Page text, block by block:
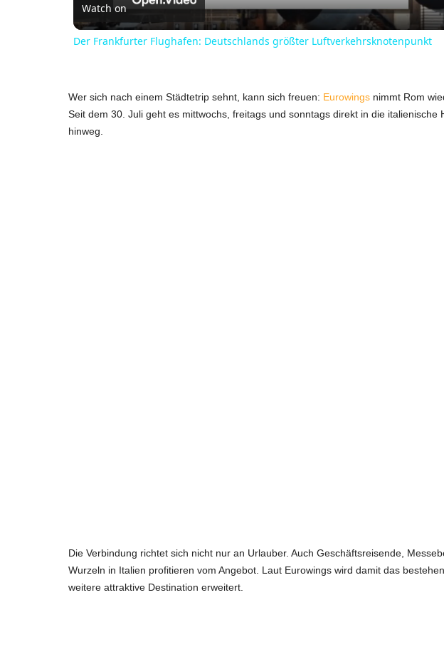
y
i
Watch on
Der Frankfurter Flughafen: Deutschlands größter Luftverkehrsknotenpunkt
Wer sich nach einem Städtetrip sehnt, kann sich freuen: Eurowings nimmt Rom
Seit dem 30. Juli geht es mittwochs, freitags und sonntags direkt in die italienische
hinweg.
Die Verbindung richtet sich nicht nur an Urlauber. Auch Geschäftsreisende,
Wurzeln in Italien profitieren vom Angebot. Laut Eurowings wird damit das
weitere attraktive Destination erweitert.